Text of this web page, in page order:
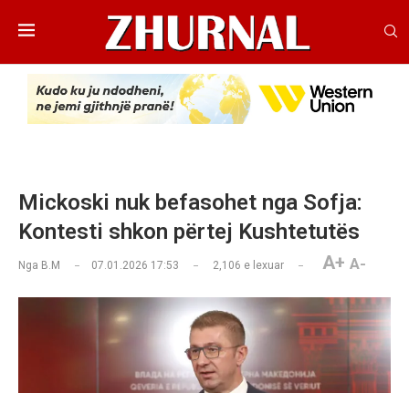
Mickoski nuk befasohet nga Sofja:
Kontesti shkon përtej Kushtetutës
Nga B.M 07.01.2026 17:53 2,106 e lexuar A+ A-